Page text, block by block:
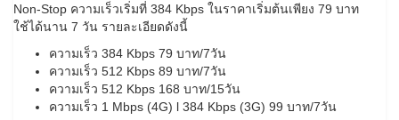
Non-Stop ความเร็วเริ่มที่ 384 Kbps ในราคาเริ่มต้นเพียง 79 บาท
ใช้ได้นาน 7 วัน รายละเอียดดังนี้
ความเร็ว 384 Kbps 79 บาท/7วัน
ความเร็ว 512 Kbps 89 บาท/7วัน
ความเร็ว 512 Kbps 168 บาท/15วัน
ความเร็ว 1 Mbps (4G) l 384 Kbps (3G) 99 บาท/7วัน